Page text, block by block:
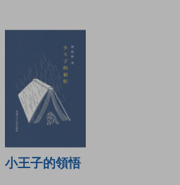
小王子的領悟